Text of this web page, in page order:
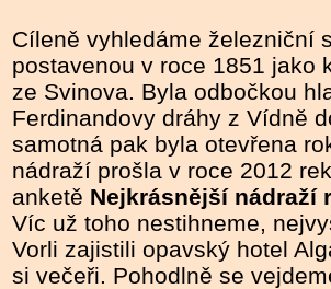
Cíleně vyhledáme železniční
postavenou v roce 1851 jako
ze Svinova. Byla odbočkou
Ferdinandovy dráhy z Vídně
samotná pak byla otevřena
nádraží prošla v roce 2012
anketě Nejkrásnější nádraží
Víc už toho nestihneme,
Vorli zajistili opavský hotel
si večeři. Pohodlně se